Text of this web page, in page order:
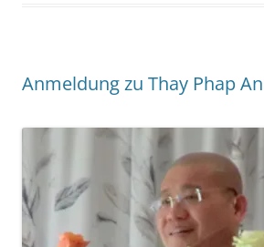
Anmeldung zu Thay Phap